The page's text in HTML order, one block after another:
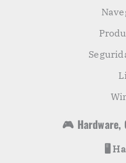
🎮 Hardware,
🖥️